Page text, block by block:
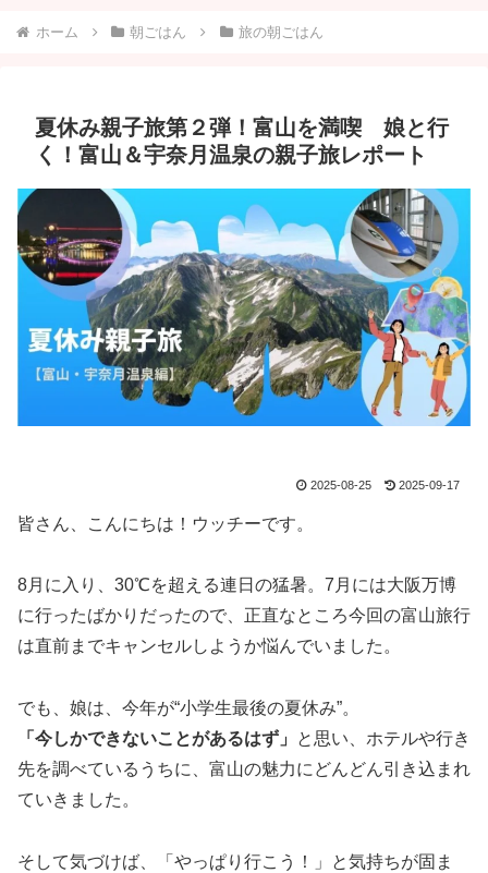
ホーム 朝ごはん 旅の朝ごはん
夏休み親子旅第２弾！富山を満喫 娘と行
く！富山＆宇奈月温泉の親子旅レポート
2025-08-25 2025-09-17
皆さん、こんにちは！ウッチーです。
8月に入り、30℃を超える連日の猛暑。7月には大阪万博
に行ったばかりだったので、正直なところ今回の富山旅行
は直前までキャンセルしようか悩んでいました。
でも、娘は、今年が“小学生最後の夏休み”。
「今しかできないことがあるはず」
と思い、ホテルや行き
先を調べているうちに、富山の魅力にどんどん引き込まれ
ていきました。
そして気づけば、「やっぱり行こう！」と気持ちが固ま